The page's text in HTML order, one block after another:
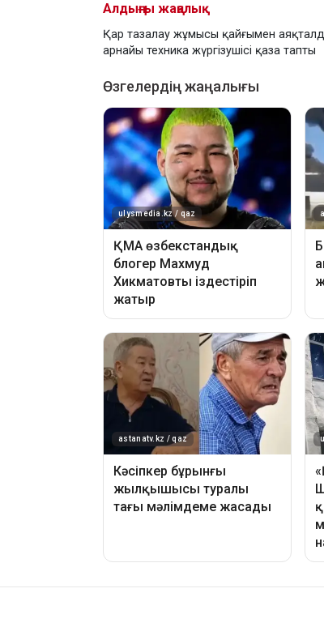
Алдыңғы жаңалық
Қар тазалау жұмысы қайғымен
арнайы техника жүргізушісі қаза тапты